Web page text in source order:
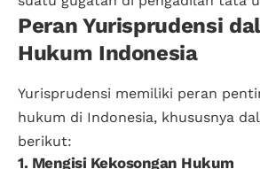
Peran Yurisprudensi
Hukum Indonesia
Yurisprudensi memiliki peran
hukum di Indonesia, khususnya
berikut:
1. Mengisi Kekosongan Hukum